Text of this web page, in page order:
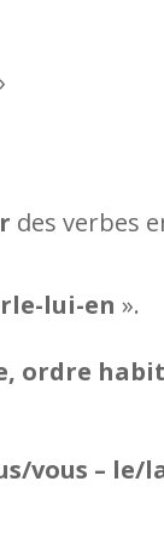
des verbes
lui-en ».
ordre
vous – le/